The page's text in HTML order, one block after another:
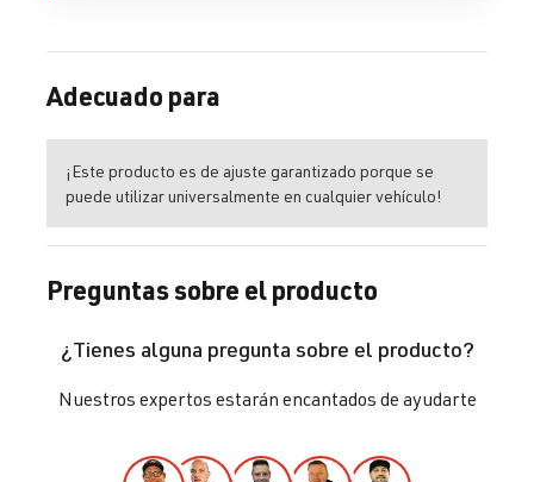
Adecuado para
¡Este producto es de ajuste garantizado porque se
puede utilizar universalmente en cualquier vehículo!
Preguntas sobre el producto
¿Tienes alguna pregunta sobre el producto?
Nuestros expertos estarán encantados de ayudarte